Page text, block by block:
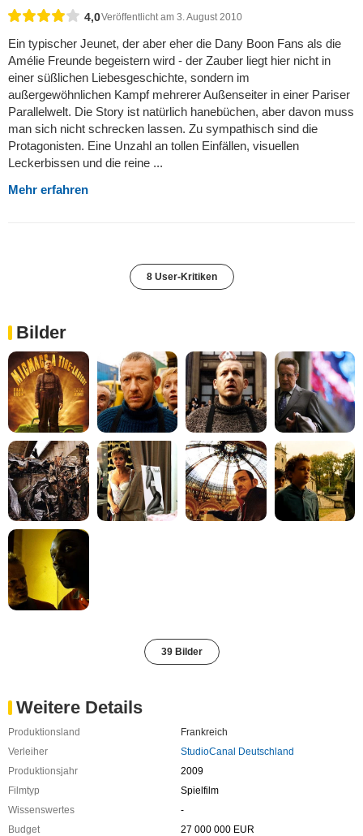
4,0Veröffentlicht am 3. August 2010
Ein typischer Jeunet, der aber eher die Dany Boon Fans als die
Amélie Freunde begeistern wird - der Zauber liegt hier nicht in
einer süßlichen Liebesgeschichte, sondern im
außergewöhnlichen Kampf mehrerer Außenseiter in einer Pariser
Parallelwelt. Die Story ist natürlich hanebüchen, aber davon muss
man sich nicht schrecken lassen. Zu sympathisch sind die
Protagonisten. Eine Unzahl an tollen Einfällen, visuellen
Leckerbissen und die reine ...
Mehr erfahren
8 User-Kritiken
Bilder
39 Bilder
Weitere Details
Produktionsland
Frankreich
Verleiher
StudioCanal Deutschland
Produktionsjahr
2009
Filmtyp
Spielfilm
Wissenswertes
-
Budget
27 000 000 EUR